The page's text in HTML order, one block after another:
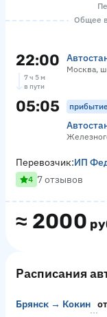
Общее
22:00 Москва,
7 ч 5 м
в пути
05:05
≈ 2000
Перевозчик:ИП
4 7 отзывов
Расписания
Брянск → Кокино